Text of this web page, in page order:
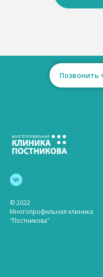
Позвонить
© 2022
Многопрофильная клиника
"Постникова"